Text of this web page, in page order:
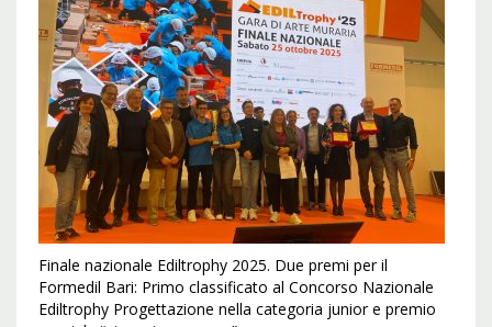
Finale nazionale Ediltrophy 2025. Due premi per il
Formedil Bari: Primo classificato al Concorso Nazionale
Ediltrophy Progettazione nella categoria junior e premio